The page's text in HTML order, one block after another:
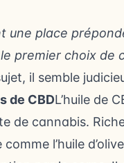
une place
premier choix de
il semble
de CBDL’huile de
de cannabis.
l’huile